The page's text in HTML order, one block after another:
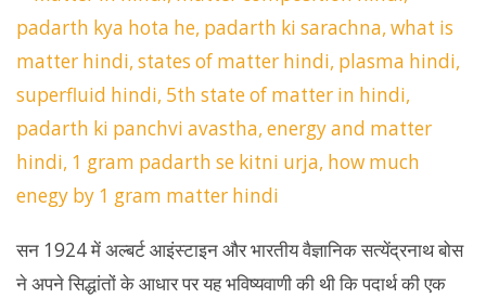
सन 1924 में अल्बर्ट आइंस्टाइन और भारतीय वैज्ञानिक सत्येंद्रनाथ बोस
ने अपने सिद्धांतों के आधार पर यह भविष्यवाणी की थी कि पदार्थ की एक